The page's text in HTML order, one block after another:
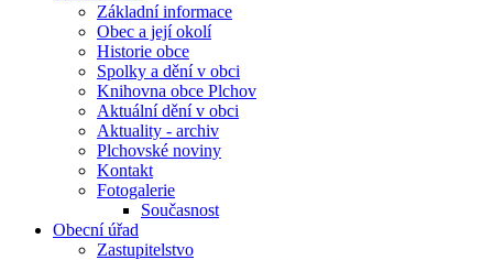
Základní informace
Obec a její okolí
Historie obce
Spolky a dění v obci
Knihovna obce Plchov
Aktuální dění v obci
Aktuality - archiv
Plchovské noviny
Kontakt
Fotogalerie
Současnost
Obecní úřad
Zastupitelstvo